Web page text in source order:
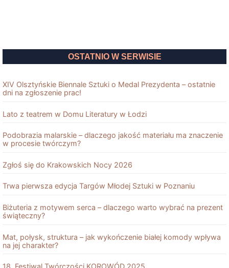
OSTATNIO W SERWISIE
XIV Olsztyńskie Biennale Sztuki o Medal Prezydenta – ostatnie
dni na zgłoszenie prac!
Lato z teatrem w Domu Literatury w Łodzi
Podobrazia malarskie – dlaczego jakość materiału ma znaczenie
w procesie twórczym?
Zgłoś się do Krakowskich Nocy 2026
Trwa pierwsza edycja Targów Młodej Sztuki w Poznaniu
Biżuteria z motywem serca – dlaczego warto wybrać na prezent
świąteczny?
Mat, połysk, struktura – jak wykończenie białej komody wpływa
na jej charakter?